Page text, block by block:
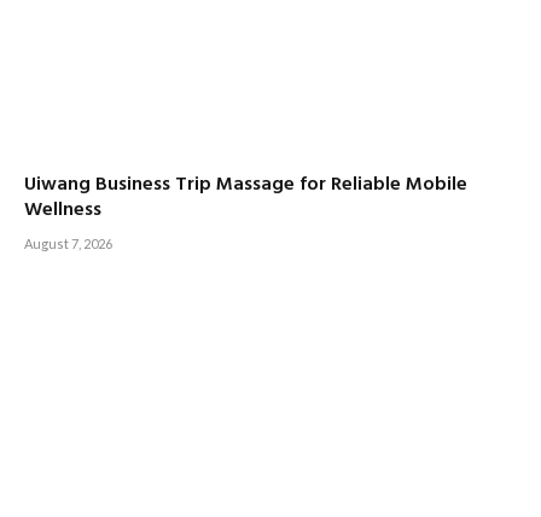
Uiwang Business Trip Massage for Reliable Mobile
Wellness
August 7, 2026